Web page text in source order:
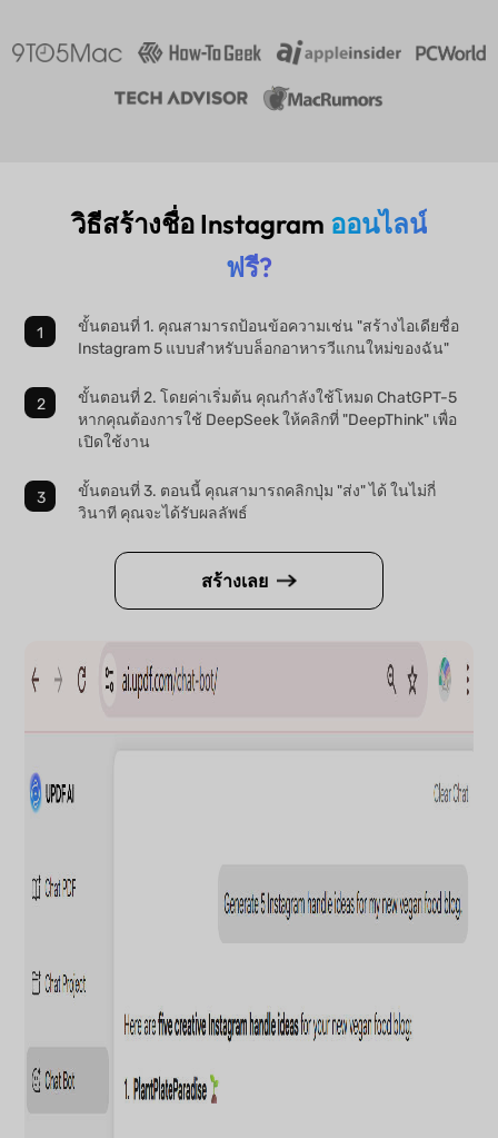
วิธีสร้างชื่อ Instagram ออนไลน์
ฟรี?
ขั้นตอนที่ 1. คุณสามารถป้อนข้อความเช่น "สร้างไอเดียชื่อ
Instagram 5 แบบสำหรับบล็อกอาหารวีแกนใหม่ของฉัน"
ขั้นตอนที่ 2. โดยค่าเริ่มต้น คุณกำลังใช้โหมด ChatGPT-5
หากคุณต้องการใช้ DeepSeek ให้คลิกที่ "DeepThink" เพื่อ
เปิดใช้งาน
ขั้นตอนที่ 3. ตอนนี้ คุณสามารถคลิกปุ่ม "ส่ง" ได้ ในไม่กี่
วินาที คุณจะได้รับผลลัพธ์
สร้างเลย